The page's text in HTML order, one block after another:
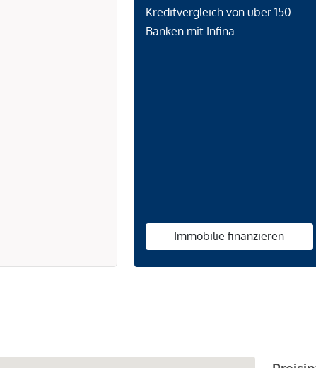
Kreditvergleich von über 150
Banken mit Infina.
Immobilie finanzieren